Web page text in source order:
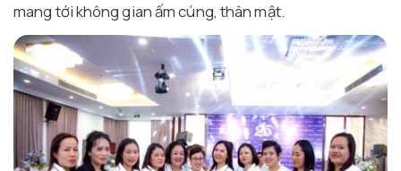
mang tới không gian ấm cúng, thân mật.